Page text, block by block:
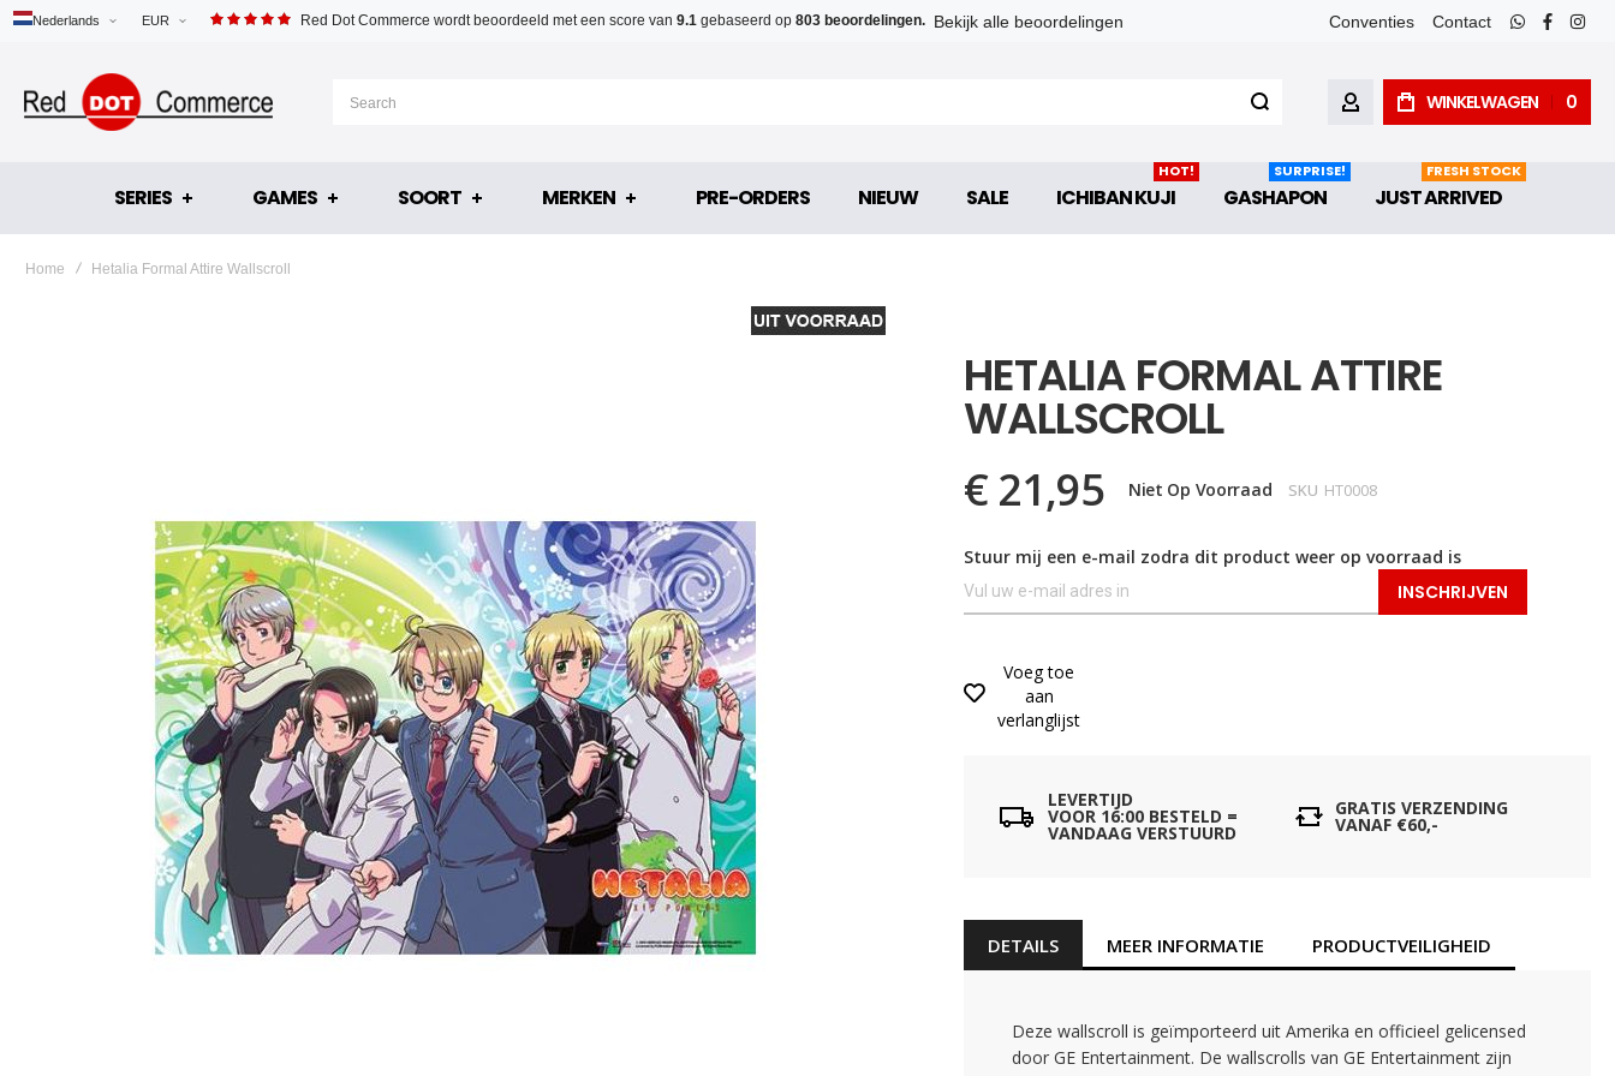
EUR
Nederlands Red Dot Commerce wordt beoordeeld met een score van 9.1 gebaseerd op 803 beoordelingen. Bekijk alle beoordelingen Conventies Contact
whatsapp
facebook
ACCOUNTWINKELWAGEN 0
SERIES GAMES SOORT MERKEN PRE-ORDERS NIEUW SALE ICHIBAN KUJI
HOT!
GASHAPON
SURPRISE!
JUST ARRIVED
FRESH STOCK
Home Hetalia Formal Attire Wallscroll
HETALIA FORMAL ATTIRE
WALLSCROLL
€ 21,95 Niet Op Voorraad SKU HT0008
Stuur mij een e-mail zodra dit product weer op voorraad is
INSCHRIJVEN
Voeg toe
aan
verlanglijst
LEVERTIJD
VOOR 16:00 BESTELD =
VANDAAG VERSTUURD
GRATIS VERZENDING
VANAF €60,-
DETAILS
Deze wallscroll is geïmporteerd uit Amerika en officieel gelicensed
door GE Entertainment. De wallscrolls van GE Entertainment zijn
MEER INFORMATIE PRODUCTVEILIGHEID